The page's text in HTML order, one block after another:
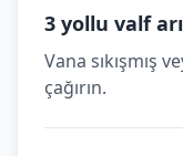
3 yollu valf
Vana sıkışmış
çağırın.